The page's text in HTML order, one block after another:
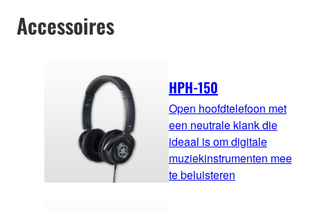
Accessoires
HPH-150
Open hoofdtelefoon met
een neutrale klank die
ideaal is om digitale
muziekinstrumenten mee
te beluisteren